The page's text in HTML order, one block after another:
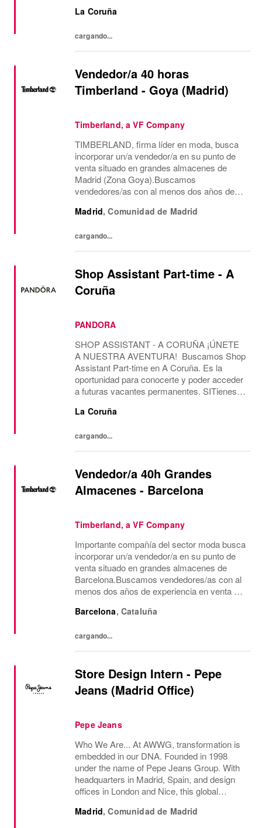
Assistant, en marcas con un formato de
La Coruña
cargando...
Vendedor/a 40 horas
Timberland - Goya (Madrid)
Timberland, a VF Company
TIMBERLAND, firma líder en moda, busca
incorporar un/a vendedor/a en su punto de
venta situado en grandes almacenes de
Madrid (Zona Goya).Buscamos
vendedores/as con al menos dos años de
de objetivos comerciales, recepción de
Madrid,Comunidad de Madrid
cargando...
Shop Assistant Part-time - A
Coruña
PANDORA
SHOP ASSISTANT - A CORUÑA ¡ÚNETE
A NUESTRA AVENTURA! Buscamos Shop
Assistant Part-time en A Coruña. Es la
oportunidad para conocerte y poder acceder
a futuras vacantes permanentes. SITienes
Assistant, en marcas con un formato de
La Coruña
cargando...
Vendedor/a 40h Grandes
Almacenes - Barcelona
Timberland, a VF Company
Importante compañía del sector moda busca
incorporar un/a vendedor/a en su punto de
venta situado en grandes almacenes de
Barcelona.Buscamos vendedores/as con al
menos dos años de experiencia en venta de
comerciales, recepción de mercancía,
Barcelona, Cataluña
cargando...
Store Design Intern - Pepe
Jeans (Madrid Office)
Pepe Jeans
Who We Are... At AWWG, transformation is
embedded in our DNA. Founded in 1998
under the name of Pepe Jeans Group. With
headquarters in Madrid, Spain, and design
offices in London and Nice, this global
Pepe Jeans London, Hackett, and
Madrid,Comunidad de Madrid